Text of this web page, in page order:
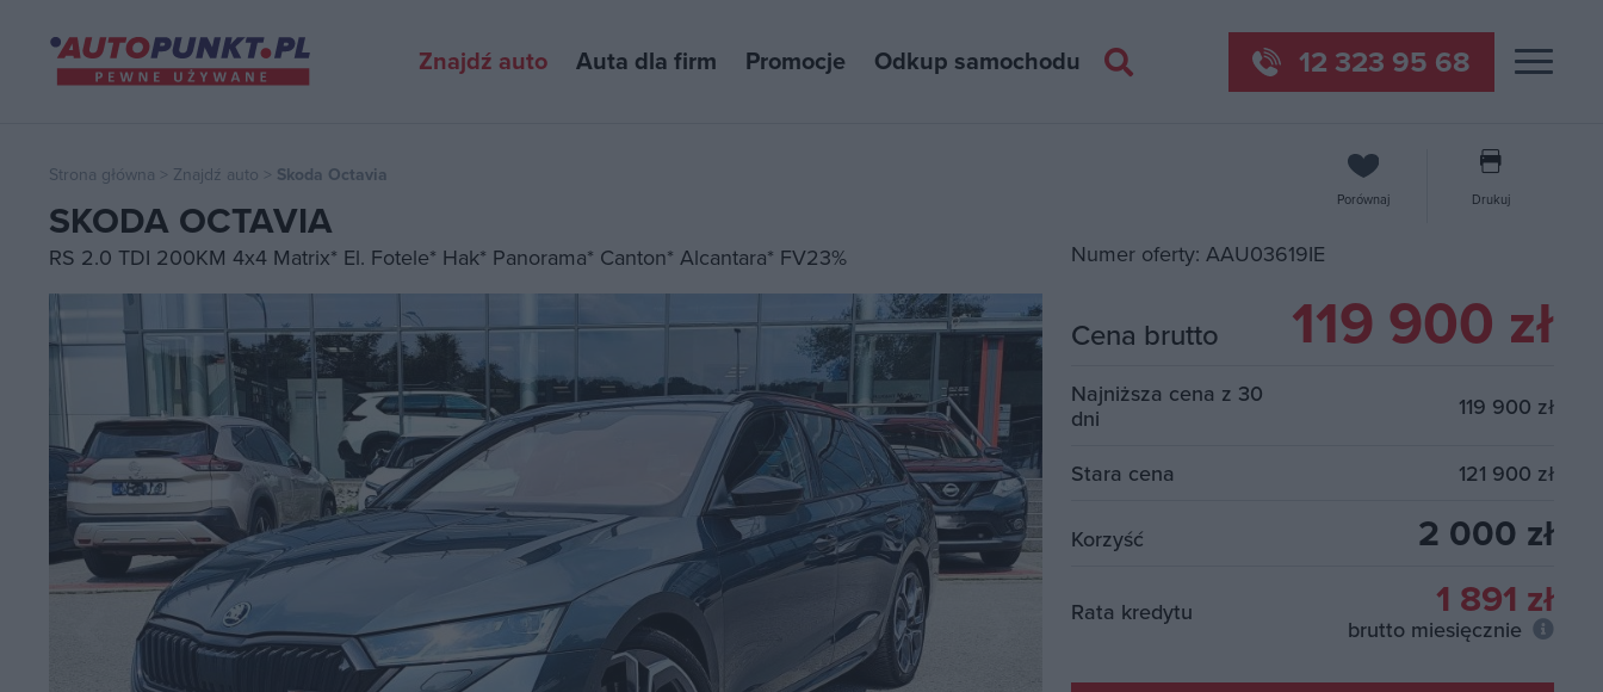
Znajdź auto Auta dla firm Promocje Odkup samochodu 12 323 95 68
Strona główna > Znajdź auto > Skoda Octavia
Porównaj Drukuj
SKODA OCTAVIA
RS 2.0 TDI 200KM 4x4 Matrix* El. Fotele* Hak* Panorama* Canton* Alcantara* FV23% Numer oferty: AAU03619IE
Cena brutto 119 900 zł
Najniższa cena z 30
dni
119 900 zł
Stara cena 121 900 zł
Korzyść 2 000 zł
Rata kredytu 1 891 zł
brutto miesięcznie